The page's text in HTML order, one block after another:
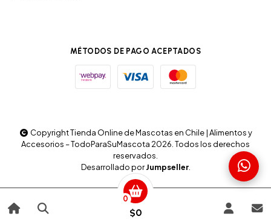
0
$0
MÉTODOS DE PAGO ACEPTADOS
Copyright Tienda Online de Mascotas en Chile | Alimentos y
Accesorios – TodoParaSuMascota 2026. Todos los derechos
reservados.
Desarrollado porJumpseller.